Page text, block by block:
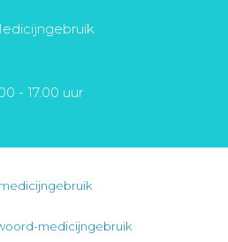
- 17.00 uur
medicijngebruik